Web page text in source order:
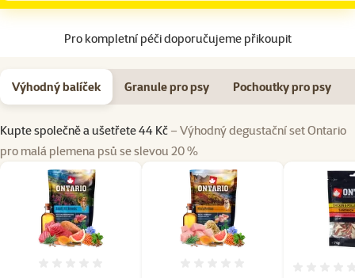
Pro kompletní péči doporučujeme přikoupit
Výhodný balíček Granule pro psy Pochoutky pro psy
Kupte společně a ušetřete 44 Kč – Výhodný degustační set Ontario
pro malá plemena psů se slevou 20 %